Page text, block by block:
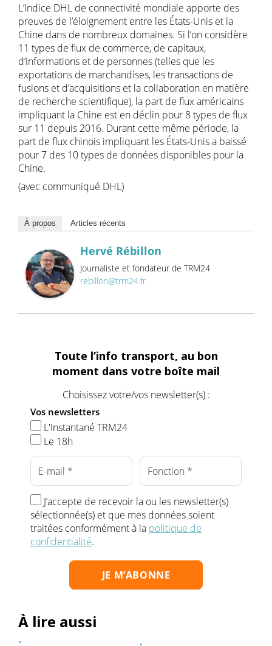
L’Indice DHL de connectivité mondiale apporte des
preuves de l’éloignement entre les États-Unis et la
Chine dans de nombreux domaines. Si l’on considère
11 types de flux de commerce, de capitaux,
d’informations et de personnes (telles que les
exportations de marchandises, les transactions de
fusions et d’acquisitions et la collaboration en matière
de recherche scientifique), la part de flux américains
impliquant la Chine est en déclin pour 8 types de flux
sur 11 depuis 2016. Durant cette même période, la
part de flux chinois impliquant les États-Unis a baissé
pour 7 des 10 types de données disponibles pour la
Chine.
(avec communiqué DHL)
À propos Articles récents
Hervé Rébillon
Journaliste et fondateur de TRM24
rebillon@trm24.fr
Toute l’info transport, au bon
moment dans votre boîte mail
Choisissez votre/vos newsletter(s) :
Vos newsletters
L'Instantané TRM24
Le 18h
J’accepte de recevoir la ou les newsletter(s)
sélectionnée(s) et que mes données soient
traitées conformément à la politique de
confidentialité.
À lire aussi